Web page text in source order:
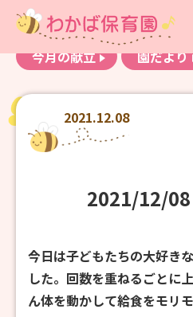
お知らせ
わかばアル
今月の献立
園だより
2021.12.08
2021/12/
今日は子どもたちの大好き
した。回数を重ねるごとに
ん体を動かして給食をモリ